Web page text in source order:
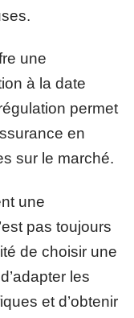
une
à la date
permet
en
sur le marché.
une
pas toujours
de choisir une
les
et d’obtenir